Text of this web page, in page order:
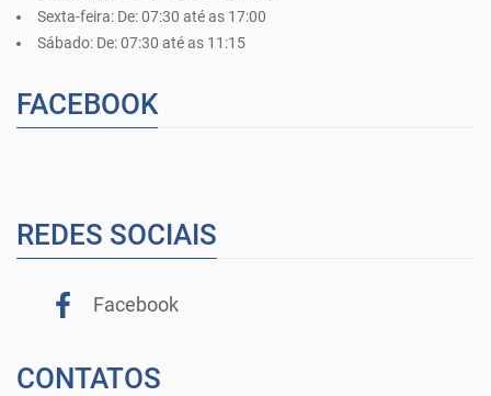
Sexta-feira: De: 07:30 até as 17:00
Sábado: De: 07:30 até as 11:15
FACEBOOK
REDES SOCIAIS
Facebook
CONTATOS